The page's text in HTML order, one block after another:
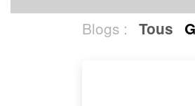
Blogs : Tous